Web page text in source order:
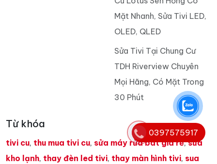
Mặt Nhanh, Sửa Tivi LED,
OLED, QLED
Sửa Tivi Tại Chung Cư
TDH Riverview Chuyên
Mọi Hãng, Có Mặt Trong
30 Phút
Từ khóa
tivi cu, thu mua tivi cu, sửa máy rửa bát giá rẻ,sửa
kho lạnh, thay đèn led tivi, thay màn hình tivi, sua
0397575917